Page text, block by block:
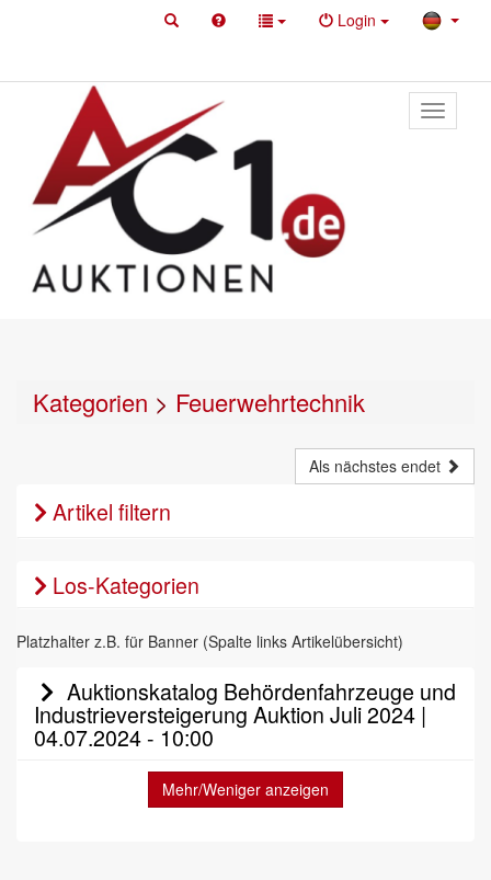
Login
Toggle
primary
Kategorien > Feuerwehrtechnik
Als nächstes endet
Artikel filtern
Los-Kategorien
Platzhalter z.B. für Banner (Spalte links Artikelübersicht)
Auktionskatalog Behördenfahrzeuge und
Industrieversteigerung Auktion Juli 2024 |
04.07.2024 - 10:00
Mehr/Weniger anzeigen